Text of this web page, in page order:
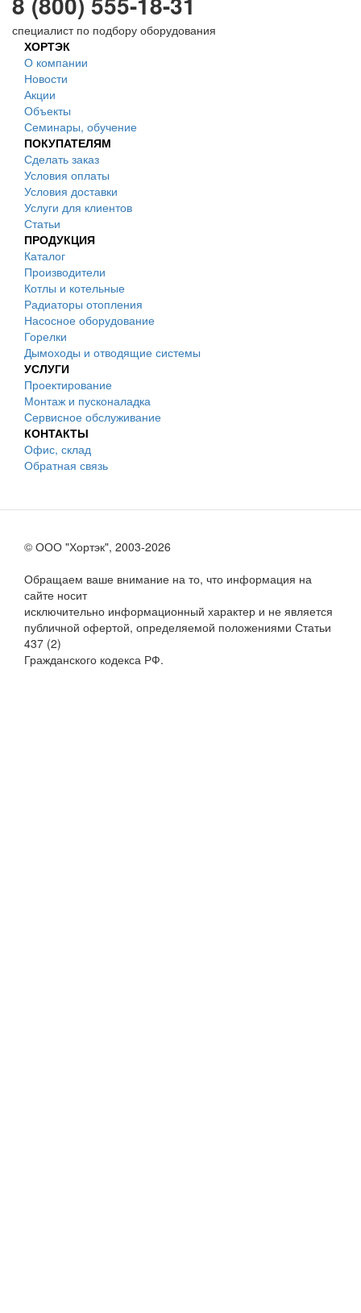
специалист по подбору оборудования
ХОРТЭК
О компании
Новости
Акции
Объекты
Семинары, обучение
ПОКУПАТЕЛЯМ
Сделать заказ
Условия оплаты
Условия доставки
Услуги для клиентов
Статьи
ПРОДУКЦИЯ
Каталог
Производители
Котлы и котельные
Радиаторы отопления
Насосное оборудование
Горелки
Дымоходы и отводящие системы
УСЛУГИ
Проектирование
Монтаж и пусконаладка
Сервисное обслуживание
КОНТАКТЫ
Офис, склад
Обратная связь
© ООО "Хортэк", 2003-2026
Обращаем ваше внимание на то, что информация на
сайте носит
исключительно информационный характер и не является
публичной офертой, определяемой положениями Статьи
437 (2)
Гражданского кодекса РФ.